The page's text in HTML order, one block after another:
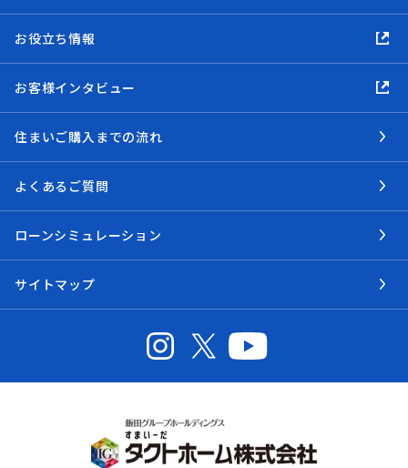
お役立ち情報
お客様インタビュー
住まいご購入までの流れ
よくあるご質問
ローンシミュレーション
サイトマップ